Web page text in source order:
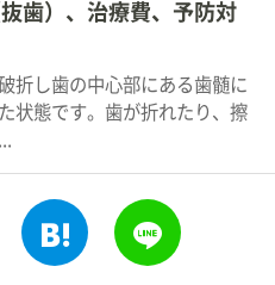
歯）、治療費、予防対
折し歯の中心部にある歯髄に
状態です。歯が折れたり、擦
このエントリーをはて